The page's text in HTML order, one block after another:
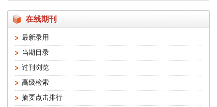
在线期刊
最新录用
当期目录
过刊浏览
高级检索
摘要点击排行